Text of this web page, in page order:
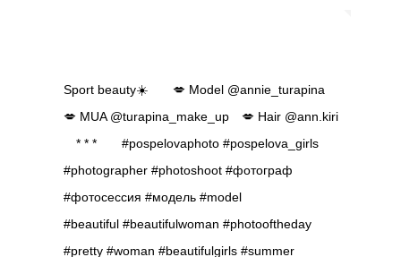
Sport beauty☀️⠀ ⠀ 💋 Model @annie_turapina⠀
💋 MUA @turapina_make_up⠀ 💋 Hair @ann.kiri⠀
⠀ * * *⠀ ⠀ #pospelovaphoto #pospelova_girls
#photographer #photoshoot #фотограф
#фотосессия #модель #model
#beautiful #beautifulwoman #photooftheday
#pretty #woman #beautifulgirls #summer